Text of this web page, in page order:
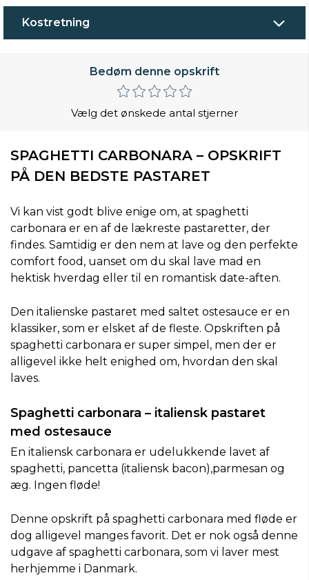
Kostretning
Bedøm denne opskrift
Vælg det ønskede antal stjerner
SPAGHETTI CARBONARA – OPSKRIFT
PÅ DEN BEDSTE PASTARET
Vi kan vist godt blive enige om, at spaghetti
carbonara er en af de lækreste pastaretter, der
findes. Samtidig er den nem at lave og den perfekte
comfort food, uanset om du skal lave mad en
hektisk hverdag eller til en romantisk date-aften.
Den italienske pastaret med saltet ostesauce er en
klassiker, som er elsket af de fleste. Opskriften på
spaghetti carbonara er super simpel, men der er
alligevel ikke helt enighed om, hvordan den skal
laves.
Spaghetti carbonara – italiensk pastaret
med ostesauce
En italiensk carbonara er udelukkende lavet af
spaghetti, pancetta (italiensk bacon),parmesan og
æg. Ingen fløde!
Denne opskrift på spaghetti carbonara med fløde er
dog alligevel manges favorit. Det er nok også denne
udgave af spaghetti carbonara, som vi laver mest
herhjemme i Danmark.